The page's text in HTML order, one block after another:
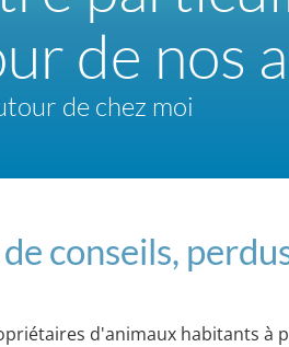
de nos
de chez moi
conseils,
d'animaux habitants à